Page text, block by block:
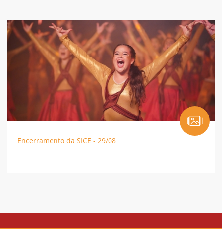
Encerramento da SICE - 29/08